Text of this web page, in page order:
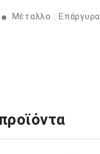
Μέταλλο : Επάργυρα